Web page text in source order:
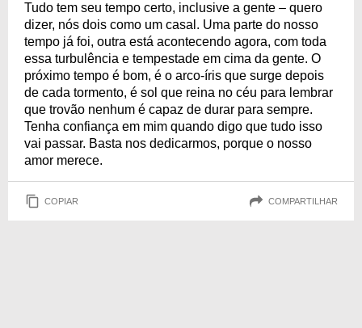
Tudo tem seu tempo certo, inclusive a gente – quero
dizer, nós dois como um casal. Uma parte do nosso
tempo já foi, outra está acontecendo agora, com toda
essa turbulência e tempestade em cima da gente. O
próximo tempo é bom, é o arco-íris que surge depois
de cada tormento, é sol que reina no céu para lembrar
que trovão nenhum é capaz de durar para sempre.
Tenha confiança em mim quando digo que tudo isso
vai passar. Basta nos dedicarmos, porque o nosso
amor merece.
COPIAR COMPARTILHAR